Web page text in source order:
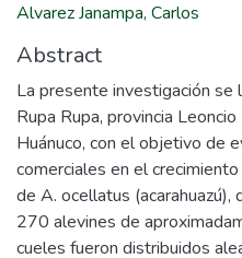
Alvarez Janampa, Carlos
Abstract
La presente investigación
Rupa Rupa, provincia
Huánuco, con el objetivo de
comerciales en el
de A. ocellatus
270 alevines de
cueles fueron distribuidos